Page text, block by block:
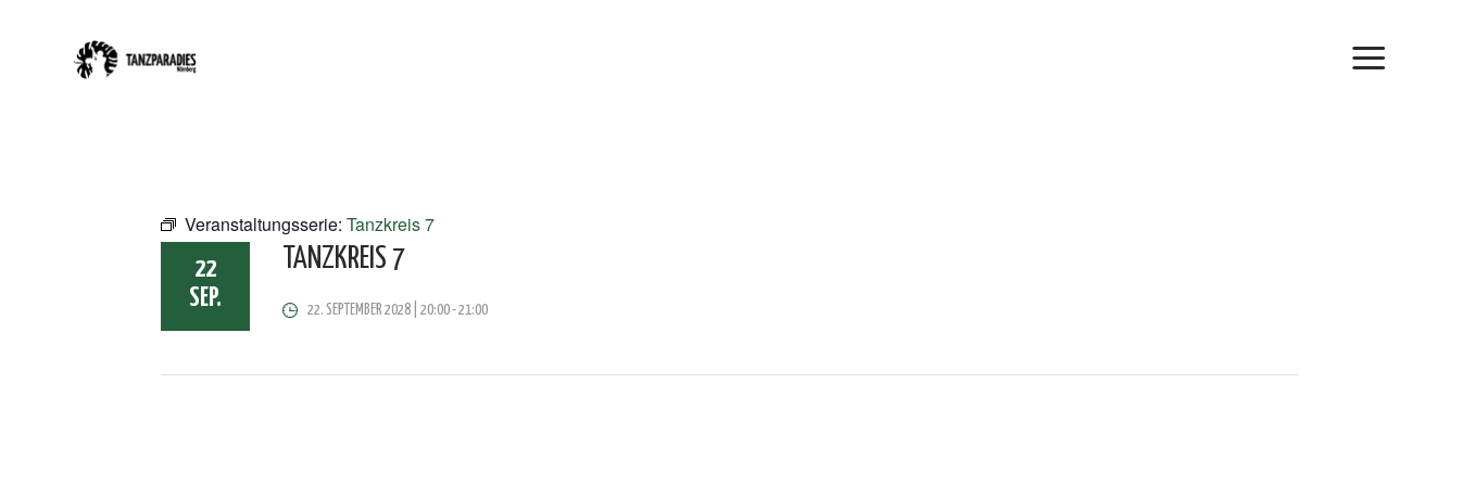
Veranstaltungsserie: Tanzkreis 7
22
SEP.
TANZKREIS 7
22. SEPTEMBER 2028 | 20:00-21:00